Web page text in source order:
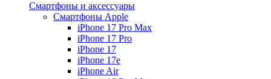
Смартфоны и аксессуары
Смартфоны Apple
iPhone 17 Pro Max
iPhone 17 Pro
iPhone 17
iPhone 17e
iPhone Air